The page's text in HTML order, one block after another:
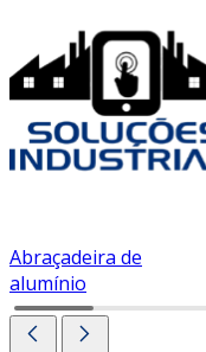
Abraçadeira de
alumínio